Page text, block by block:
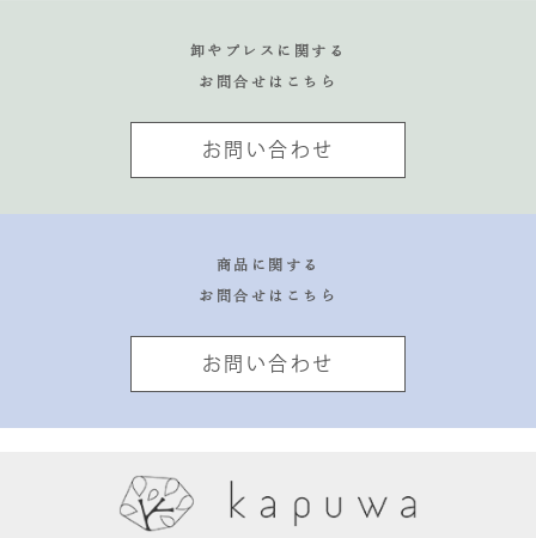
卸やプレスに関する
お問合せはこちら
お問い合わせ
商品に関する
お問合せはこちら
お問い合わせ